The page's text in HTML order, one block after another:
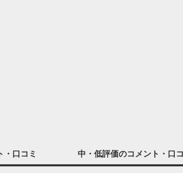
・口コミ 中・低評価のコメント・口